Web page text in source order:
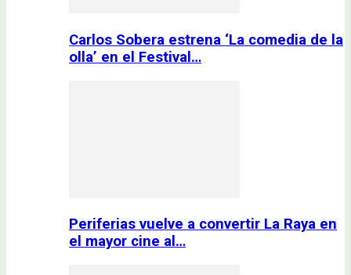
Carlos Sobera estrena ‘La comedia de la
olla’ en el Festival…
Periferias vuelve a convertir La Raya en
el mayor cine al…